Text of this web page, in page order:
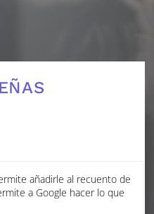
añadirle al recuento de
a Google hacer lo que